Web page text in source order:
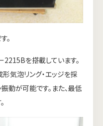
。
を搭載しています。
気泡リング・エッジを採
動が可能です。また、最低